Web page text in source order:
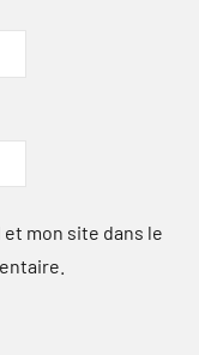
mon site dans le